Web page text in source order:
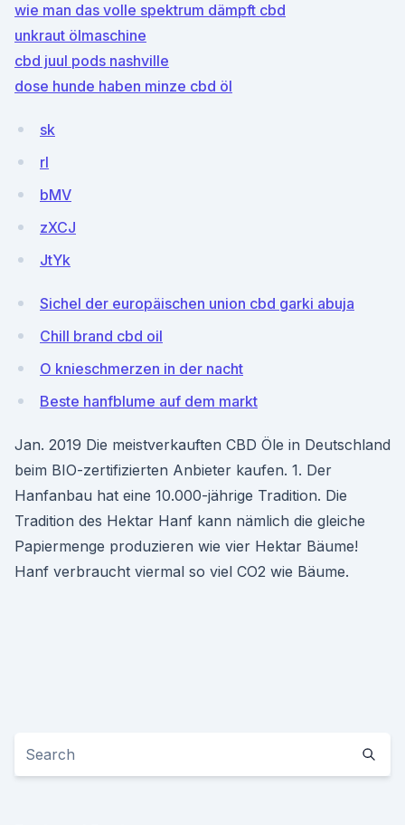
wie man das volle spektrum dämpft cbd
unkraut ölmaschine
cbd juul pods nashville
dose hunde haben minze cbd öl
sk
rl
bMV
zXCJ
JtYk
Sichel der europäischen union cbd garki abuja
Chill brand cbd oil
O knieschmerzen in der nacht
Beste hanfblume auf dem markt
Jan. 2019 Die meistverkauften CBD Öle in Deutschland
beim BIO-zertifizierten Anbieter kaufen. 1. Der
Hanfanbau hat eine 10.000-jährige Tradition. Die
Tradition des Hektar Hanf kann nämlich die gleiche
Papiermenge produzieren wie vier Hektar Bäume!
Hanf verbraucht viermal so viel CO2 wie Bäume.